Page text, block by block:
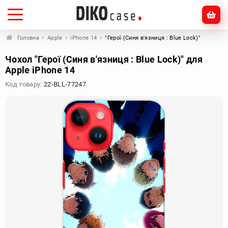
Головна Apple iPhone 14 "Герої (Синя в'язниця : Blue Lock)"
Чохол "Герої (Синя в'язниця : Blue Lock)" для
Apple iPhone 14
Код товару: 22-BLL-77247